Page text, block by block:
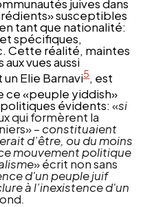
juives dans
susceptibles
tant que nationalité:
spécifiques,
Cette réalité, maintes
vues aussi
un Elie Barnavi5, est
ce «peuple yiddish»
évidents:«si
qui formèrent la
– constituaient
d’être, ou du moins
mouvement politique
» écrit non sans
d'un peuple juif
à l’inexistence d'un
.